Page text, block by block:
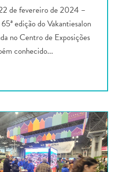
de fevereiro de 2024 –
edição do Vakantiesalon
no Centro de Exposições
conhecido...